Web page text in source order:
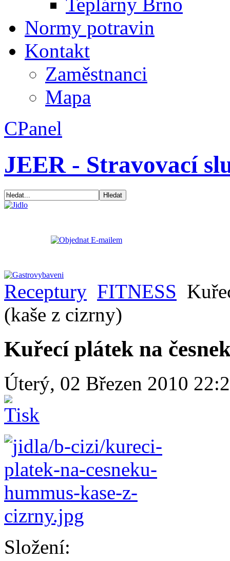
Normy potravin
Kontakt
Zaměstnanci
Mapa
CPanel
JEER - Stravovací
Receptury FITNESS
(kaše z cizrny)
Kuřecí plátek na
Úterý, 02 Březen 2010
Složení: